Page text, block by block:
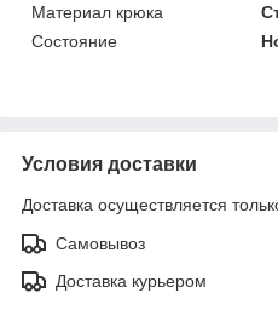
Материал крюка
Состояние
Условия доставки
Доставка осуществляется
Самовывоз
Доставка курьером